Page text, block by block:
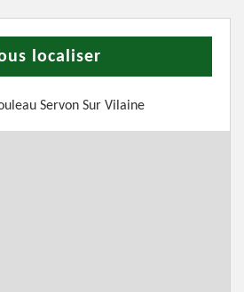
localiser
Servon Sur Vilaine